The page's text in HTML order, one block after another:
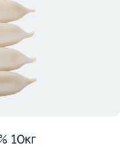
10кг